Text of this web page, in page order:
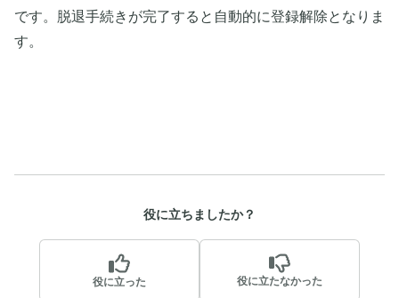
です。脱退手続きが完了すると自動的に登録解除となりま
す。
役に立ちましたか？
役に立った 役に立たなかった